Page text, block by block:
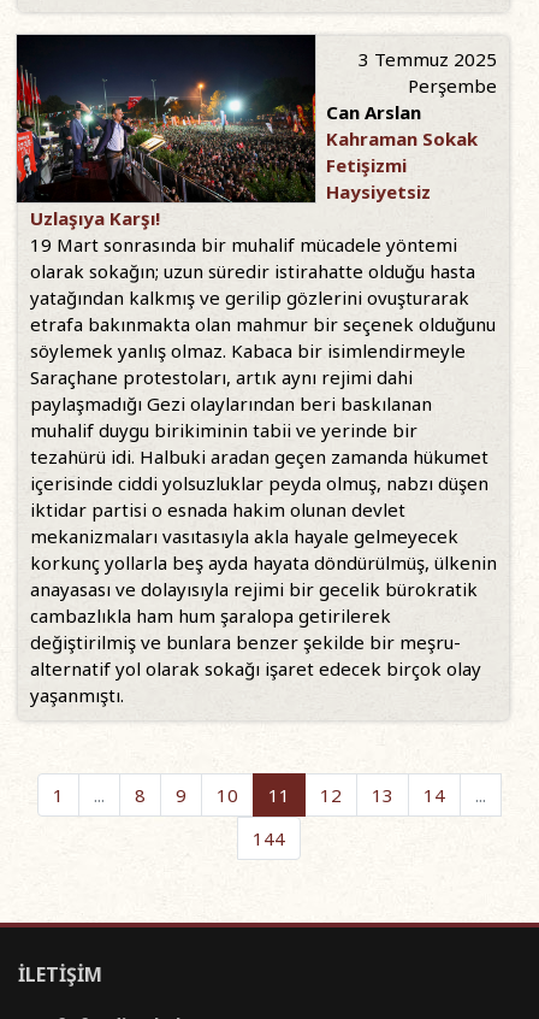
3 Temmuz 2025
Perşembe
Can Arslan
Kahraman Sokak
Fetişizmi
Haysiyetsiz
Uzlaşıya Karşı!
19 Mart sonrasında bir muhalif mücadele yöntemi
olarak sokağın; uzun süredir istirahatte olduğu hasta
yatağından kalkmış ve gerilip gözlerini ovuşturarak
etrafa bakınmakta olan mahmur bir seçenek olduğunu
söylemek yanlış olmaz. Kabaca bir isimlendirmeyle
Saraçhane protestoları, artık aynı rejimi dahi
paylaşmadığı Gezi olaylarından beri baskılanan
muhalif duygu birikiminin tabii ve yerinde bir
tezahürü idi. Halbuki aradan geçen zamanda hükumet
içerisinde ciddi yolsuzluklar peyda olmuş, nabzı düşen
iktidar partisi o esnada hakim olunan devlet
mekanizmaları vasıtasıyla akla hayale gelmeyecek
korkunç yollarla beş ayda hayata döndürülmüş, ülkenin
anayasası ve dolayısıyla rejimi bir gecelik bürokratik
cambazlıkla ham hum şaralopa getirilerek
değiştirilmiş ve bunlara benzer şekilde bir meşru-
alternatif yol olarak sokağı işaret edecek birçok olay
yaşanmıştı.
1 ... 8 9 10 11 12 13 14
...
144
İLETİŞİM